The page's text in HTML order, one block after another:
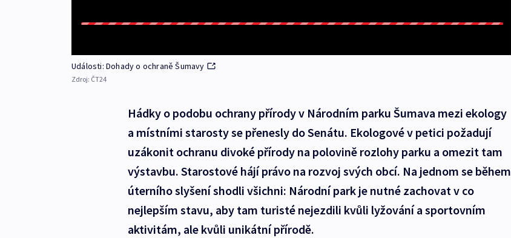
Události: Dohady o ochraně Šumavy
Zdroj: ČT24
Hádky o podobu ochrany přírody v Národním parku Šumava mezi ekology
a místními starosty se přenesly do Senátu. Ekologové v petici požadují
uzákonit ochranu divoké přírody na polovině rozlohy parku a omezit tam
výstavbu. Starostové hájí právo na rozvoj svých obcí. Na jednom se během
úterního slyšení shodli všichni: Národní park je nutné zachovat v co
nejlepším stavu, aby tam turisté nejezdili kvůli lyžování a sportovním
aktivitám, ale kvůli unikátní přírodě.